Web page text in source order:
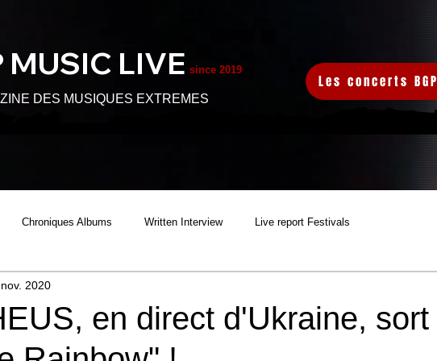
MUSIC LIVE
DES MUSIQUES EXTREMES
since 2019
Les concerts BGP
Chroniques Albums Written Interview Live report Festivals
Audio Interview
FEST
en direct d'Ukraine, sort
2020